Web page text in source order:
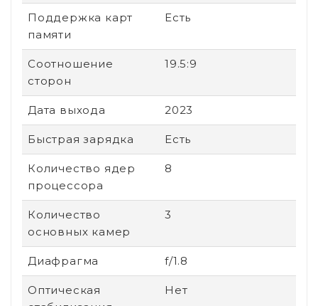
Поддержка карт
памяти
Есть
Соотношение
сторон
19.5:9
Дата выхода 2023
Быстрая зарядка Есть
Количество ядер
процессора
8
Количество
основных камер
3
Диафрагма f/1.8
Оптическая
Нет